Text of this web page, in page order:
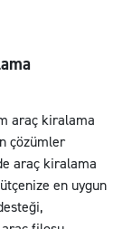
araç kiralama
çözümler
araç kiralama
en uygun